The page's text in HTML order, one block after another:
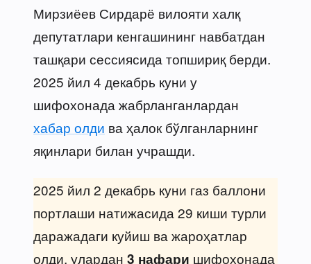
Мирзиёев Сирдарё вилояти халқ
депутатлари кенгашининг навбатдан
ташқари сессиясида топшириқ берди.
2025 йил 4 декабрь куни у
шифохонада жабрланганлардан
хабар олди ва ҳалок бўлганларнинг
яқинлари билан учрашди.
2025 йил 2 декабрь куни газ баллони
портлаши натижасида 29 киши турли
даражадаги куйиш ва жароҳатлар
олди, улардан 3 нафари шифохонада